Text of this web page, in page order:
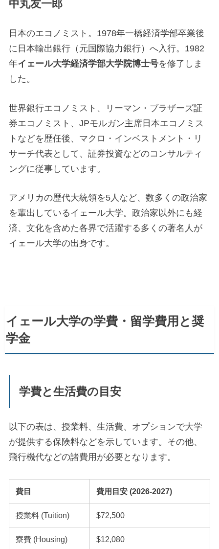
中丸友一郎
日本のエコノミスト。1978年一橋経済学部卒業後
に日本輸出銀行（元国際協力銀行）へ入行。1982
年イェール大学経済学部大学院博士号を修了しま
した。
世界銀行エコノミスト、リーマン・ブラザーズ証
券エコノミスト、JPモルガン主席日本エコノミス
トなどを歴任後、マクロ・インベストメント・リ
サーチ代表として、証券投資などのコンサルティ
ングに従事しています。
アメリカの歴代大統領を5人など、数多くの政治家
を輩出しているイェール大学。政治家以外にも経
済、文化を含めた各界で活躍する多くの著名人が
イェール大学の出身です。
イェール大学の学費・留学費用と奨
学金
学費と生活費の目安
以下の表は、授業料、生活費、オプションで大学
が提供する保険料などを示しています。その他、
飛行機代などの諸費用が必要となります。
費目 費用目安 (2026-2027)
授業料 (Tuition) $72,500
寮費 (Housing) $12,080